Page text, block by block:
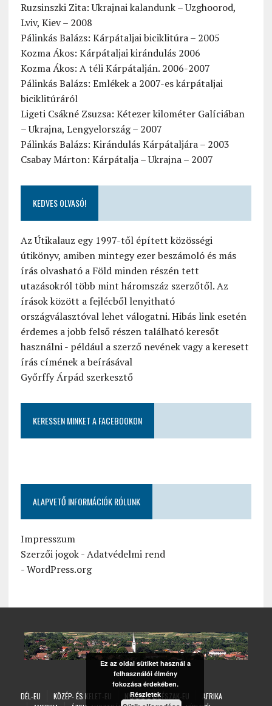
Ruzsinszki Zita: Ukrajnai kalandunk – Uzghoorod,
Lviv, Kiev – 2008
Pálinkás Balázs: Kárpátaljai biciklitúra – 2005
Kozma Ákos: Kárpátaljai kirándulás 2006
Kozma Ákos: A téli Kárpátalján. 2006-2007
Pálinkás Balázs: Emlékek a 2007-es kárpátaljai
biciklitúráról
Ligeti Csákné Zsuzsa: Kétezer kilométer Galíciában
– Ukrajna, Lengyelország – 2007
Pálinkás Balázs: Kirándulás Kárpátaljára – 2003
Csabay Márton: Kárpátalja – Ukrajna – 2007
KEDVES OLVASÓ!
Az Útikalauz egy 1997-től épített közösségi
útikönyv, amiben mintegy ezer beszámoló és más
írás olvasható a Föld minden részén tett
utazásokról több mint háromszáz szerzőtől. Az
írások között a fejlécből lenyitható
országválasztóval lehet válogatni. Hibás link esetén
érdemes a jobb felső részen található keresőt
használni - például a szerző nevének vagy a keresett
írás címének a beírásával
Győrffy Árpád szerkesztő
KERESSEN MINKET A FACEBOOKON
ALAPVETŐ INFORMÁCIÓK RÓLUNK
Impresszum
Szerzői jogok-Adatvédelmi rend
-WordPress.org
DÉL-EU KÖZÉP- ÉS KELET-EU NYUGAT- ÉS ÉSZAK-EU
AFRIKA
Ez az oldal sütiket használ a
felhasználói élmény
fokozása érdekében.
Részletek